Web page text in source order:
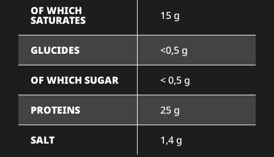
OF WHICH
SATURATES 15 g
GLUCIDES <0,5 g
OF WHICH SUGAR < 0,5 g
PROTEINS 25 g
SALT 1,4 g